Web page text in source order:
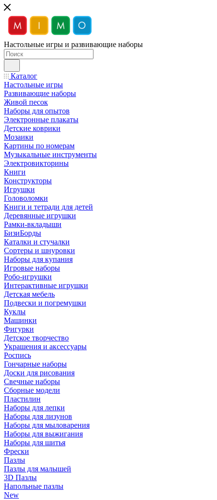
Настольные игры и развивающие наборы
Каталог
Настольные игры
Развивающие наборы
Живой песок
Наборы для опытов
Электронные плакаты
Детские коврики
Мозаики
Картины по номерам
Музыкальные инструменты
Электровикторины
Книги
Конструкторы
Игрушки
Головоломки
Книги и тетради для детей
Деревянные игрушки
Рамки-вкладыши
БизиБорды
Каталки и стучалки
Сортеры и шнуровки
Наборы для купания
Игровые наборы
Робо-игрушки
Интерактивные игрушки
Детская мебель
Подвески и погремушки
Куклы
Машинки
Фигурки
Детское творчество
Украшения и аксессуары
Роспись
Гончарные наборы
Доски для рисования
Свечные наборы
Сборные модели
Пластилин
Наборы для лепки
Наборы для лизунов
Наборы для мыловарения
Наборы для выжигания
Наборы для шитья
Фрески
Пазлы
Пазлы для малышей
3D Пазлы
Напольные пазлы
New